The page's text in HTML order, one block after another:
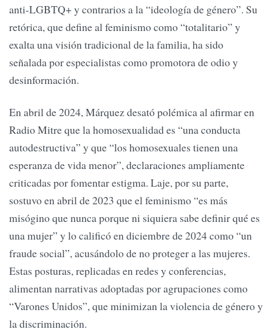
anti-LGBTQ+ y contrarios a la “ideología de género”. Su
retórica, que define al feminismo como “totalitario” y
exalta una visión tradicional de la familia, ha sido
señalada por especialistas como promotora de odio y
desinformación.
En abril de 2024, Márquez desató polémica al afirmar en
Radio Mitre que la homosexualidad es “una conducta
autodestructiva” y que “los homosexuales tienen una
esperanza de vida menor”, declaraciones ampliamente
criticadas por fomentar estigma. Laje, por su parte,
sostuvo en abril de 2023 que el feminismo “es más
misógino que nunca porque ni siquiera sabe definir qué es
una mujer” y lo calificó en diciembre de 2024 como “un
fraude social”, acusándolo de no proteger a las mujeres.
Estas posturas, replicadas en redes y conferencias,
alimentan narrativas adoptadas por agrupaciones como
“Varones Unidos”, que minimizan la violencia de género y
la discriminación.